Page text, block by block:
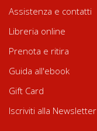
Assistenza e contatti
Libreria online
Prenota e ritira
Guida all'ebook
Gift Card
Iscriviti alla Newsletter